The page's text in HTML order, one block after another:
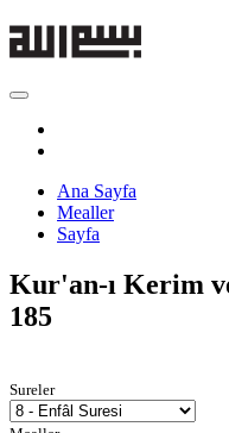
Ana Sayfa
Mealler
Sayfa
Kur'an-ı Kerim
185
Sureler